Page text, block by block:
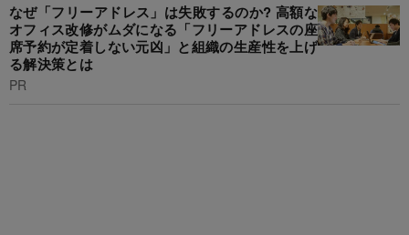
なぜ「フリーアドレス」は失敗するのか? 高額な
オフィス改修がムダになる「フリーアドレスの座
席予約が定着しない元凶」と組織の生産性を上げ
る解決策とは
PR